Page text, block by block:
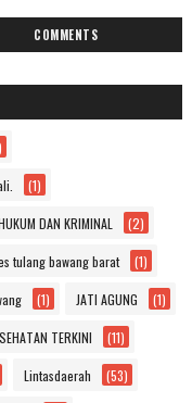
COMMENTS
(1)
DAN KRIMINAL (2)
tulang bawang barat (1)
(1) JATI AGUNG (1)
TERKINI (11)
Lintasdaerah (53)